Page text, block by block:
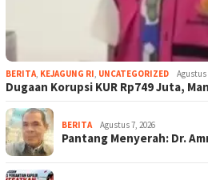
BERITA, KEJAGUNG RI, UNCATEGORIZED Agustus
Dugaan Korupsi KUR Rp749 Juta,
BERITA Agustus 7, 2026
Pantang Menyerah: Dr.